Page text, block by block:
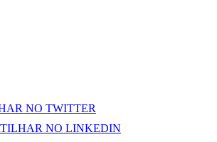
NO TWITTER
NO LINKEDIN